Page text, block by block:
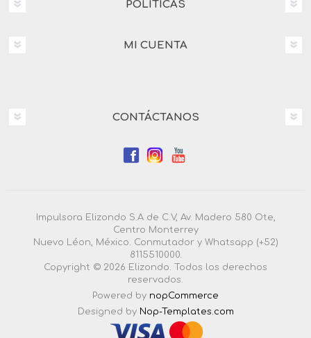
POLÍTICAS
MI CUENTA
CONTÁCTANOS
Impulsora Elizondo S.A de C.V, Av. Madero 580 Ote,
Centro Monterrey
Nuevo Léon, México. Conmutador y Whatsapp (+52)
8115510000.
Copyright © 2026 Elizondo. Todos los derechos
reservados.
Powered by nopCommerce
Designed by Nop-Templates.com